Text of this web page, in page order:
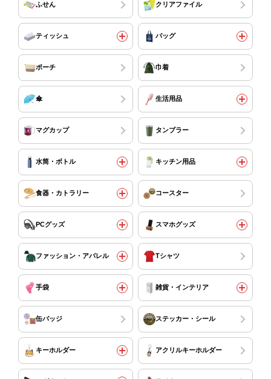
ふせん クリアファイル
ティッシュ バッグ
ポーチ 巾着
傘 生活用品
マグカップ タンブラー
水筒・ボトル キッチン用品
食器・カトラリー コースター
PCグッズ スマホグッズ
ファッション・アパレル Tシャツ
手袋 雑貨・インテリア
缶バッジ ステッカー・シール
キーホルダー アクリルキーホルダー